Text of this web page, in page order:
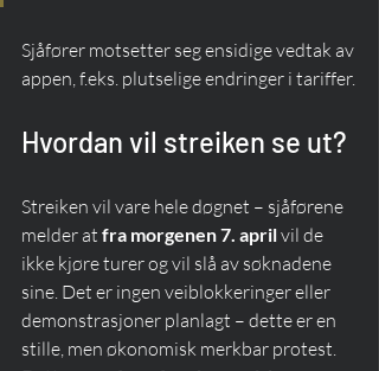
Sjåfører motsetter seg ensidige vedtak av
appen, f.eks. plutselige endringer i tariffer.
Hvordan vil streiken se ut?
Streiken vil vare hele døgnet – sjåførene
melder at fra morgenen 7. april vil de
ikke kjøre turer og vil slå av søknadene
sine. Det er ingen veiblokkeringer eller
demonstrasjoner planlagt – dette er en
stille, men økonomisk merkbar protest.